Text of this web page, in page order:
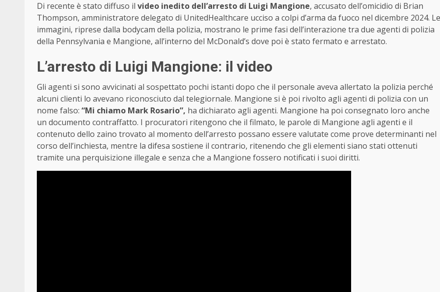
Di recente è stato diffuso il video inedito dell’arresto di Luigi Mangione, accusato dell’omicidio di Brian
Thompson, amministratore delegato di UnitedHealthcare ucciso a colpi d’arma da fuoco nel dicembre 2024. Le
immagini, riprese dalla bodycam della polizia, mostrano le prime fasi dell’interazione tra due agenti di polizia
della Pennsylvania e Mangione, all’interno del McDonald’s dove poi è stato fermato e arrestato.
L’arresto di Luigi Mangione: il video
Gli agenti si sono avvicinati al sospettato pochi istanti dopo che il personale aveva allertato la polizia perché
alcuni clienti lo avevano riconosciuto dal telegiornale. Mangione si è poi rivolto agli agenti di polizia con un
nome falso: “Mi chiamo Mark Rosario”, ha dichiarato agli agenti. Mangione ha poi consegnato loro anche
un documento contraffatto. I procuratori ritengono che il filmato, le parole di Mangione agli agenti e il
contenuto dello zaino trovato al momento dell’arresto possano essere valutate come prove determinanti nel
corso dell’inchiesta, mentre la difesa sostiene il contrario, ritenendo che gli elementi siano stati ottenuti
tramite una perquisizione illegale e senza che a Mangione fossero notificati i suoi diritti.